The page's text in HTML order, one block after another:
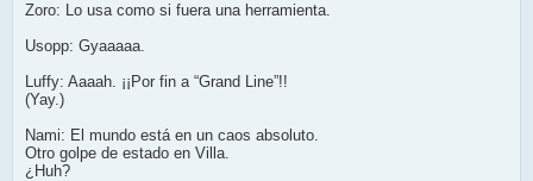
Zoro: Lo usa como si fuera una herramienta.
Usopp: Gyaaaaa.
Luffy: Aaaah. ¡¡Por fin a “Grand Line”!!
(Yay.)
Nami: El mundo está en un caos absoluto.
Otro golpe de estado en Villa.
¿Huh?